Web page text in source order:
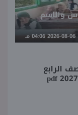
والاسم
الرابع